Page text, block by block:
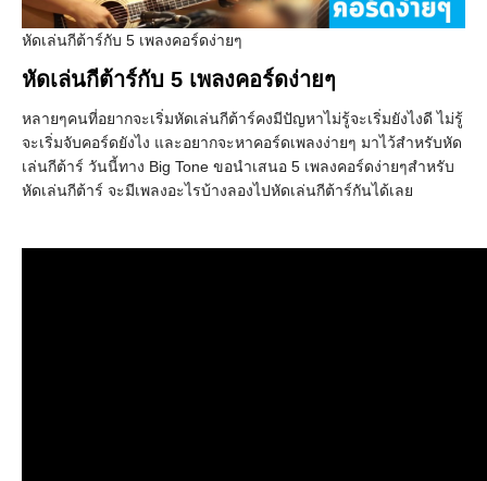
หัดเล่นกีต้าร์กับ 5 เพลงคอร์ดง่ายๆ
หัดเล่นกีต้าร์กับ 5 เพลงคอร์ดง่ายๆ
หลายๆคนที่อยากจะเริ่มหัดเล่นกีต้าร์คงมีปัญหาไม่รู้จะเริ่มยังไงดี ไม่รู้
จะเริ่มจับคอร์ดยังไง และอยากจะหาคอร์ดเพลงง่ายๆ มาไว้สำหรับหัด
เล่นกีต้าร์ วันนี้ทาง Big Tone ขอนำเสนอ 5 เพลงคอร์ดง่ายๆสำหรับ
หัดเล่นกีต้าร์ จะมีเพลงอะไรบ้างลองไปหัดเล่นกีต้าร์กันได้เลย